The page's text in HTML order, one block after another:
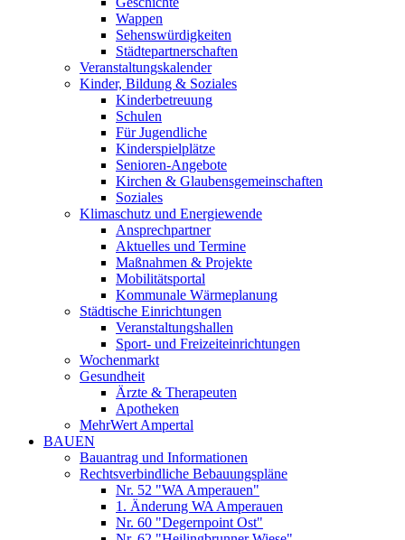
Wappen
Sehenswürdigkeiten
Städtepartnerschaften
Veranstaltungskalender
Kinder, Bildung & Soziales
Kinderbetreuung
Schulen
Für Jugendliche
Kinderspielplätze
Senioren-Angebote
Kirchen & Glaubensgemeinschaften
Soziales
Klimaschutz und Energiewende
Ansprechpartner
Aktuelles und Termine
Maßnahmen & Projekte
Mobilitätsportal
Kommunale Wärmeplanung
Städtische Einrichtungen
Veranstaltungshallen
Sport- und Freizeiteinrichtungen
Wochenmarkt
Gesundheit
Ärzte & Therapeuten
Apotheken
MehrWert Ampertal
BAUEN
Bauantrag und Informationen
Rechtsverbindliche Bebauungspläne
Nr. 52 "WA Amperauen"
1. Änderung WA Amperauen
Nr. 60 "Degernpoint Ost"